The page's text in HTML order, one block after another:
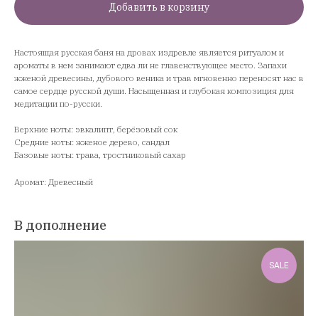
Добавить в корзину
Настоящая русская баня на дровах издревле является ритуалом и
ароматы в нем занимают едва ли не главенствующее место. Запахи
жженой древесины, дубового веника и трав мгновенно переносят нас в
самое сердце русской души. Насыщенная и глубокая композиция для
медитации по-русски.
Верхние ноты: эвкалипт, берёзовый сок
Средние ноты: жженое дерево, сандал
Базовые ноты: трава, тростниковый сахар
Аромат: Древесный
В дополнение
SALE